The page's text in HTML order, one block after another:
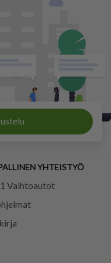
YHTEISTYÖ
Vaihtoautot